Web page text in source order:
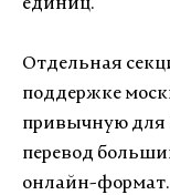
единиц.
Отдельная
поддержке
привычную
перевод
онлайн-формат.